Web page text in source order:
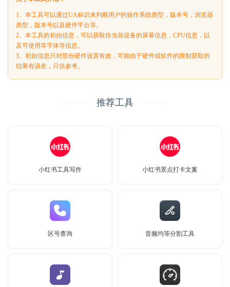
1、本工具可以通过UA标识来判断用户的操作系统类型，版本号，浏览器
类型，版本号以及硬件平台等。
2、本工具的初始信息，可以获取你当前设备的屏幕信息，CPU信息，以
及可使用等字体等信息。
3、初始信息只对部份硬件设置有效，可能由于硬件或软件的限制获取的
结果有误差，只供参考。
推荐工具
小红书工具写作 小红书景点打卡文案
区号查询 音频均等分割工具